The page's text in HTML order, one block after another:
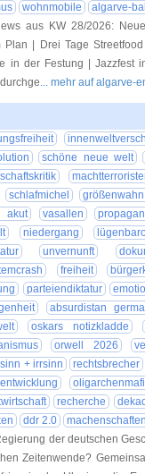
wohnmobile
algarve-
aus KW 28/2026:
Plan | Drei Tage
in der Festung | Jazzfest
... mehr auf algarve-
schöne neue welt
schlafmichel
akut vasallen
niedergang
unvernunft
freiheit
parteiendiktatur
absurdistan
oskars notizkladde
orwell 2026
+ irrsinn
rechtsbrecher
recherche
ddr 2.0
der deutschen
Zeitenwende?